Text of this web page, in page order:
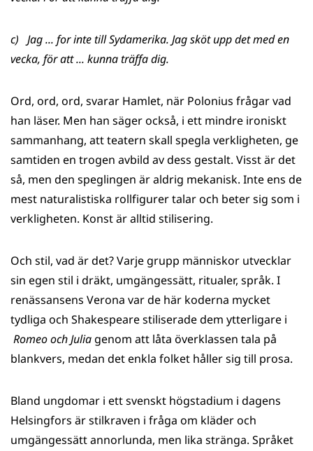
c) Jag ... for inte till Sydamerika. Jag sköt upp det med en
vecka, för att ... kunna träffa dig.
Ord, ord, ord, svarar Hamlet, när Polonius frågar vad
han läser. Men han säger också, i ett mindre ironiskt
sammanhang, att teatern skall spegla verkligheten, ge
samtiden en trogen avbild av dess gestalt. Visst är det
så, men den speglingen är aldrig mekanisk. Inte ens de
mest naturalistiska rollfigurer talar och beter sig som i
verkligheten. Konst är alltid stilisering.
Och stil, vad är det? Varje grupp människor utvecklar
sin egen stil i dräkt, umgängessätt, ritualer, språk. I
renässansens Verona var de här koderna mycket
tydliga och Shakespeare stiliserade dem ytterligare i
Romeo och Julia genom att låta överklassen tala på
blankvers, medan det enkla folket håller sig till prosa.
Bland ungdomar i ett svenskt högstadium i dagens
Helsingfors är stilkraven i fråga om kläder och
umgängessätt annorlunda, men lika stränga. Språket